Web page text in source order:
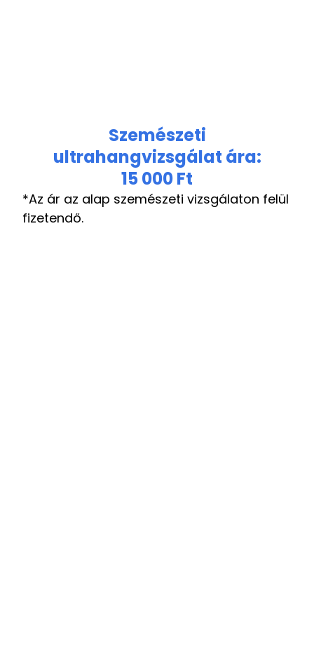
Szemészeti
ultrahangvizsgálat ára:
15 000 Ft
*Az ár az alap szemészeti vizsgálaton felül
fizetendő.